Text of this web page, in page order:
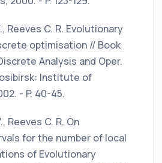
Reeves C. R. Evolutionary
optimisation // Book
Analysis and Oper.
Institute of
- P. 40-45.
Reeves C. R. On
for the number of local
of Evolutionary